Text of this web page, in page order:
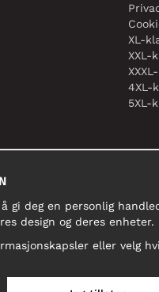
XL-
XXL-
4XL-
5XL-
gi deg en personlig
design og deres enheter.
eller velg